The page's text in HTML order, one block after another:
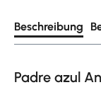
Beschreibung
Padre azul